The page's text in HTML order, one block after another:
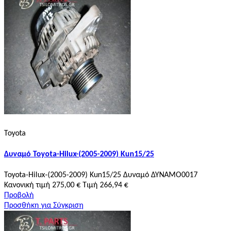
Toyota
Δυναμό Toyota-Hilux-(2005-2009) Kun15/25
Toyota-Hilux-(2005-2009) Kun15/25 Δυναμό ΔΥΝΑΜΟ0017
Κανονική τιμή 275,00 € Τιμή 266,94 €
Προβολή
Προσθήκη για Σύγκριση